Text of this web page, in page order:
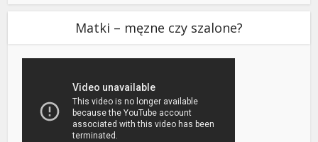
Matki – męzne czy szalone?